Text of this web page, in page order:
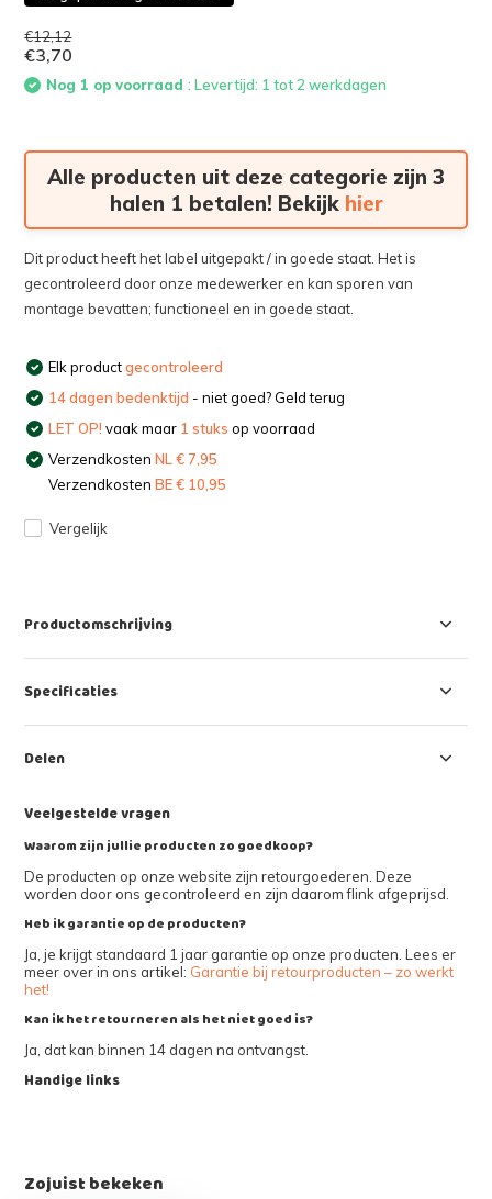
€12,12
€3,70
Nog 1 op voorraad: Levertijd: 1 tot 2 werkdagen
Alle producten uit deze categorie zijn 3
halen 1 betalen! Bekijk hier
Dit product heeft het label uitgepakt / in goede staat. Het is
gecontroleerd door onze medewerker en kan sporen van
montage bevatten; functioneel en in goede staat.
Elk productgecontroleerd
14 dagen bedenktijd - niet goed? Geld terug
LET OP! vaak maar 1 stuks op voorraad
VerzendkostenNL € 7,95
VerzendkostenBE € 10,95
Vergelijk
Productomschrijving
Specificaties
Delen
Veelgestelde vragen
Waarom zijn jullie producten zo goedkoop?
De producten op onze website zijn retourgoederen. Deze
worden door ons gecontroleerd en zijn daarom flink afgeprijsd.
Heb ik garantie op de producten?
Ja, je krijgt standaard 1 jaar garantie op onze producten. Lees er
meer over in ons artikel: Garantie bij retourproducten – zo werkt
het!
Kan ik het retourneren als het niet goed is?
Ja, dat kan binnen 14 dagen na ontvangst.
Handige links
Zojuist bekeken